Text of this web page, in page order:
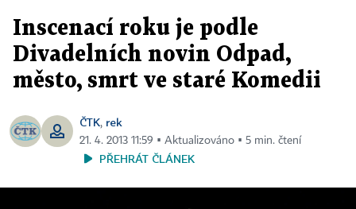
Inscenací roku je podle
Divadelních novin Odpad,
město, smrt ve staré Komedii
ČTK, rek
21. 4. 2013 11:59 ▪ Aktualizováno ▪ 5 min. čtení
PŘEHRÁT ČLÁNEK